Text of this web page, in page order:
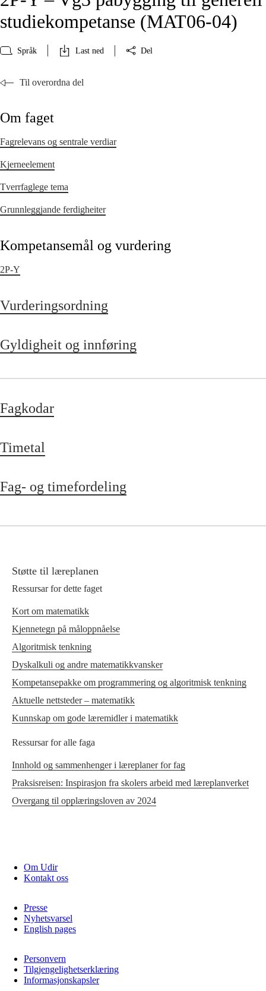
studiekompetanse (MAT06‑04)
Språk Last ned Del
Til overordna del
Om faget
Fagrelevans og sentrale verdiar
Kjerneelement
Tverrfaglege tema
Grunnleggjande ferdigheiter
Kompetansemål og vurdering
2P-Y
Vurderingsordning
Gyldigheit og innføring
Fagkodar
Timetal
Fag- og timefordeling
Støtte til læreplanen
Ressursar for dette faget
Kort om matematikk
Kjennetegn på måloppnåelse
Algoritmisk tenkning
Dyskalkuli og andre matematikkvansker
Kompetansepakke om programmering og algoritmisk tenkning
Aktuelle nettsteder – matematikk
Kunnskap om gode læremidler i matematikk
Ressursar for alle faga
Innhold og sammenhenger i læreplaner for fag
Praksisreisen: Inspirasjon fra skolers arbeid med læreplanverket
Overgang til opplæringsloven av 2024
Om Udir
Kontakt oss
Presse
Nyhetsvarsel
English pages
Personvern
Tilgjengelighetserklæring
Informasjonskapsler